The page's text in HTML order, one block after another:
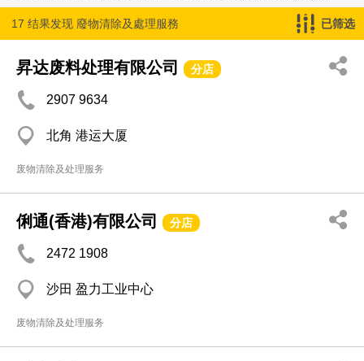
17 结果发现 廢物清除及處理服務 已筛选
昇达废料处理有限公司 分店
2907 9634
北角 港运大厦
废物清除及处理服务
俐通(香港)有限公司 分店
2472 1908
沙田 盈力工业中心
废物清除及处理服务